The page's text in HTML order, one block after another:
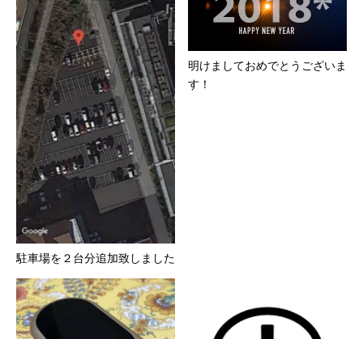
駐車場を２台分追加致しました
明けましておめでとうございま
す！